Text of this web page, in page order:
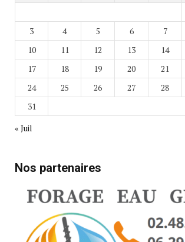
3
4 5 6 7
10
11 12 13 14
17
18 19 20 21
24
25 26 27 28
31
« Juil
Nos partenaires